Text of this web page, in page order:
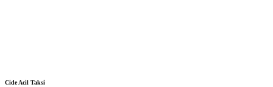
Cide Acil Taksi